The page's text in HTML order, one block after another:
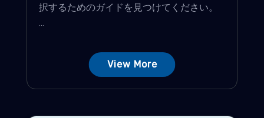
択するためのガイドを見つけてください。
View More